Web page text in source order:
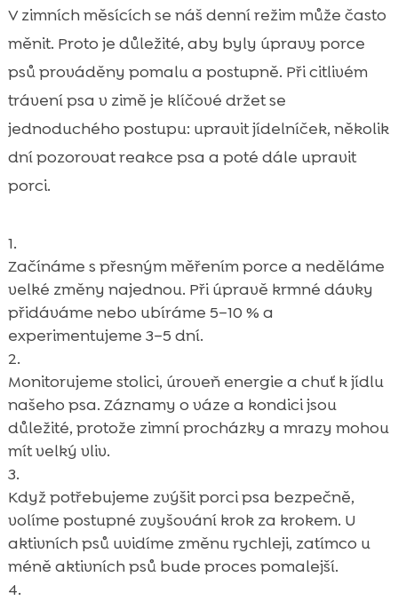
V zimních měsících se náš denní režim může často
měnit. Proto je důležité, aby byly úpravy porce
psů prováděny pomalu a postupně. Při citlivém
trávení psa v zimě je klíčové držet se
jednoduchého postupu: upravit jídelníček, několik
dní pozorovat reakce psa a poté dále upravit
porci.
Začínáme s přesným měřením porce a neděláme
velké změny najednou. Při úpravě krmné dávky
přidáváme nebo ubíráme 5–10 % a
experimentujeme 3–5 dní.
Monitorujeme stolici, úroveň energie a chuť k jídlu
našeho psa. Záznamy o váze a kondici jsou
důležité, protože zimní procházky a mrazy mohou
mít velký vliv.
Když potřebujeme zvýšit porci psa bezpečně,
volíme postupné zvyšování krok za krokem. U
aktivních psů uvidíme změnu rychleji, zatímco u
méně aktivních psů bude proces pomalejší.